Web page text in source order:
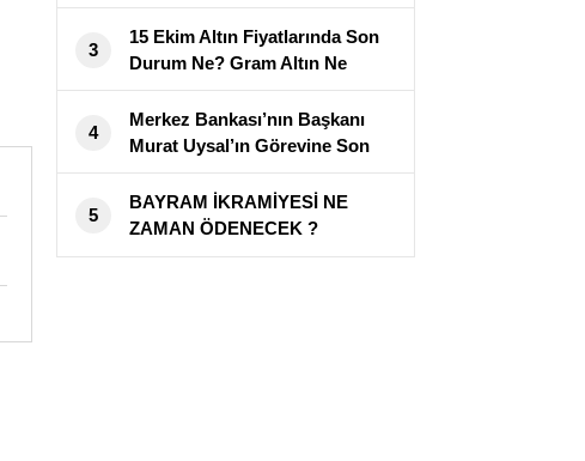
3
15 Ekim Altın Fiyatlarında Son
Durum Ne? Gram Altın Ne
Kadar?
4
Merkez Bankası’nın Başkanı
Murat Uysal’ın Görevine Son
Verildi
5
BAYRAM İKRAMİYESİ NE
ZAMAN ÖDENECEK ?